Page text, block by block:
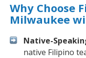
Why Choose
Milwaukee
Native-
native Filipino